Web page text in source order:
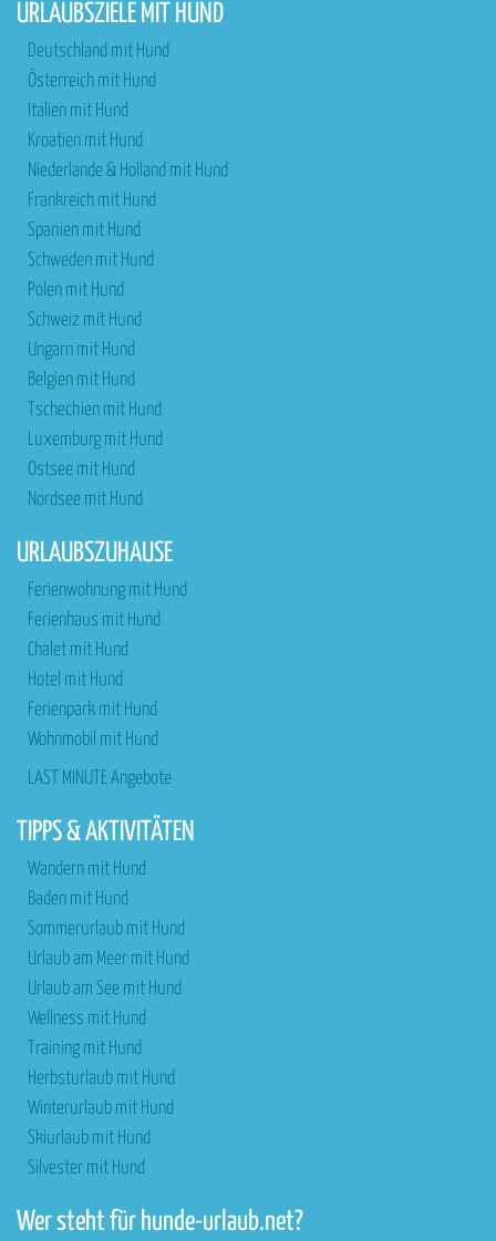
URLAUBSZIELE MIT HUND
Deutschland mit Hund
Österreich mit Hund
Italien mit Hund
Kroatien mit Hund
Niederlande & Holland mit Hund
Frankreich mit Hund
Spanien mit Hund
Schweden mit Hund
Polen mit Hund
Schweiz mit Hund
Ungarn mit Hund
Belgien mit Hund
Tschechien mit Hund
Luxemburg mit Hund
Ostsee mit Hund
Nordsee mit Hund
URLAUBSZUHAUSE
Ferienwohnung mit Hund
Ferienhaus mit Hund
Chalet mit Hund
Hotel mit Hund
Ferienpark mit Hund
Wohnmobil mit Hund
LAST MINUTE Angebote
TIPPS & AKTIVITÄTEN
Wandern mit Hund
Baden mit Hund
Sommerurlaub mit Hund
Urlaub am Meer mit Hund
Urlaub am See mit Hund
Wellness mit Hund
Training mit Hund
Herbsturlaub mit Hund
Winterurlaub mit Hund
Skiurlaub mit Hund
Silvester mit Hund
Wer steht für hunde-urlaub.net?